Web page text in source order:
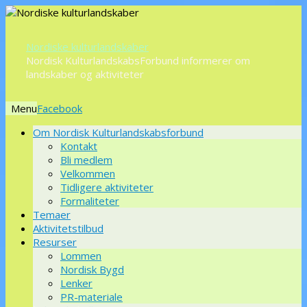
Nordiske kulturlandskaber
Nordisk KulturlandskabsForbund informerer om
landskaber og aktiviteter
Menu
VidereOm Nordisk Kulturlandskabsforbund
Kontakt
Bli medlem
Velkommen
Tidligere aktiviteter
Formaliteter
Temaer
Aktivitetstilbud
Resurser
Lommen
Nordisk Bygd
Lenker
PR-materiale